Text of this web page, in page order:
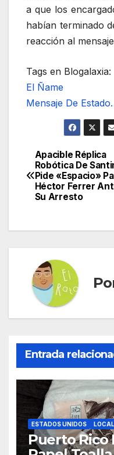
a que los
habían terminado
reacción al
Tags en Blogalaxia:
El Ñame
Mensaje De
de
Apacible Réplica
Robótica De
Pide «Espacio»
Héctor Ferrer
Su Arresto
Entrada
ESTADOS UNIDOS
Puerto Rico